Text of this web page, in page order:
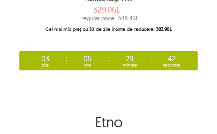
329.06L
regular price: 548.43L
Cel mai mic preț cu 30 de zile înainte de reducere: 383.90L
03
zile
05
ore
29
minute
41
secunde
Etno